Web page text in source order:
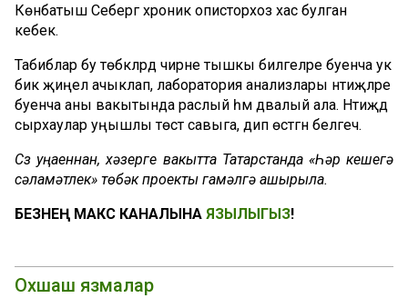
Көнбатыш Себергә хроник описторхоз хас булган
кебек.
Табиблар бу төбәкләрдә чирне тышкы билгеләре буенча ук
бик җиңел ачыклап, лаборатория анализлары нәтиҗәләре
буенча аны вакытында раслый һәм дәвалый ала. Нәтиҗәдә
сырхаулар уңышлы төстә савыга, дип өстәгән белгеч.
Сүз уңаеннан, хәзерге вакытта Татарстанда «Һәр кешегә
сәламәтлек» төбәк проекты гамәлгә ашырыла.
БЕЗНЕҢ МАКС КАНАЛЫНА ЯЗЫЛЫГЫЗ!
Охшаш язмалар